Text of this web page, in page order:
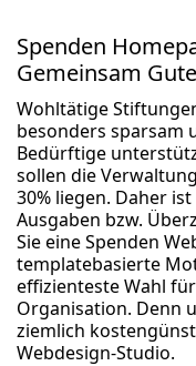
Spenden
Gemeinsam
Wohltätige
besonders sparsam
Bedürftige
sollen die
30% liegen. Daher
Ausgaben bzw.
Sie eine Spenden
templatebasierte
effizienteste Wahl
Organisation. Denn
ziemlich
Webdesign-Studio.